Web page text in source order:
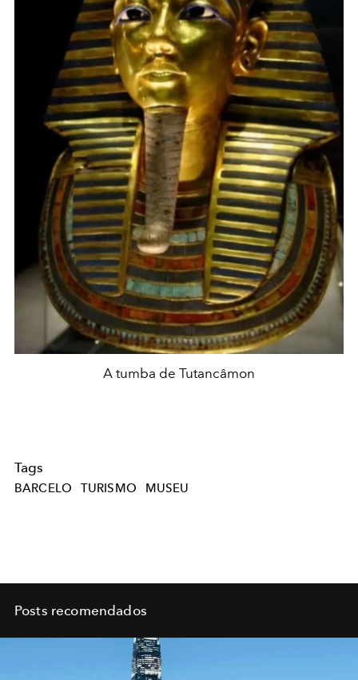
A tumba de Tutancâmon
Tags
BARCELO TURISMO MUSEU
Posts recomendados